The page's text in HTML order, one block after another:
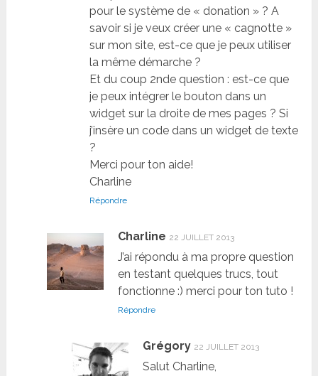
pour le système de « donation » ? A
savoir si je veux créer une « cagnotte »
sur mon site, est-ce que je peux utiliser
la même démarche ?
Et du coup 2nde question : est-ce que
je peux intégrer le bouton dans un
widget sur la droite de mes pages ? Si
j’insère un code dans un widget de texte
?
Merci pour ton aide!
Charline
Répondre
Charline 22 JUILLET 2013
J’ai répondu à ma propre question
en testant quelques trucs, tout
fonctionne :) merci pour ton tuto !
Répondre
Grégory 22 JUILLET 2013
Salut Charline,